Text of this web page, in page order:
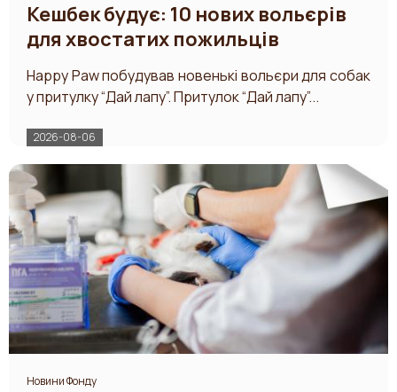
Кешбек будує: 10 нових вольєрів
для хвостатих пожильців
Happy Paw побудував новенькі вольєри для собак
у притулку “Дай лапу”. Притулок “Дай лапу”...
2026-08-06
Новини Фонду